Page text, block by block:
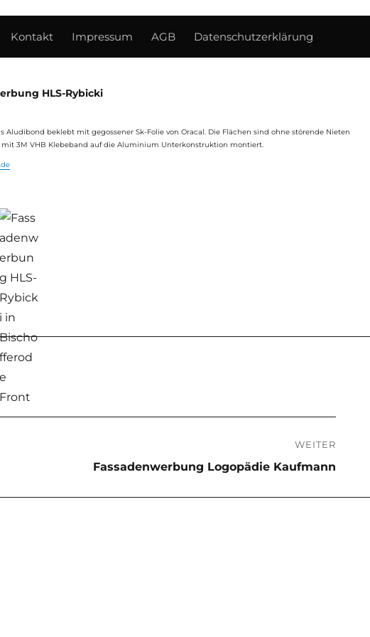
Kontakt Impressum AGB Datenschutzerklärung
HLS-Rybicki
Aludibond beklebt mit gegossener Sk-Folie von Oracal. Die Flächen sind ohne störende Nieten
mit 3M VHB Klebeband auf die Aluminium Unterkonstruktion montiert.
WEITER
Fassadenwerbung Logopädie Kaufmann